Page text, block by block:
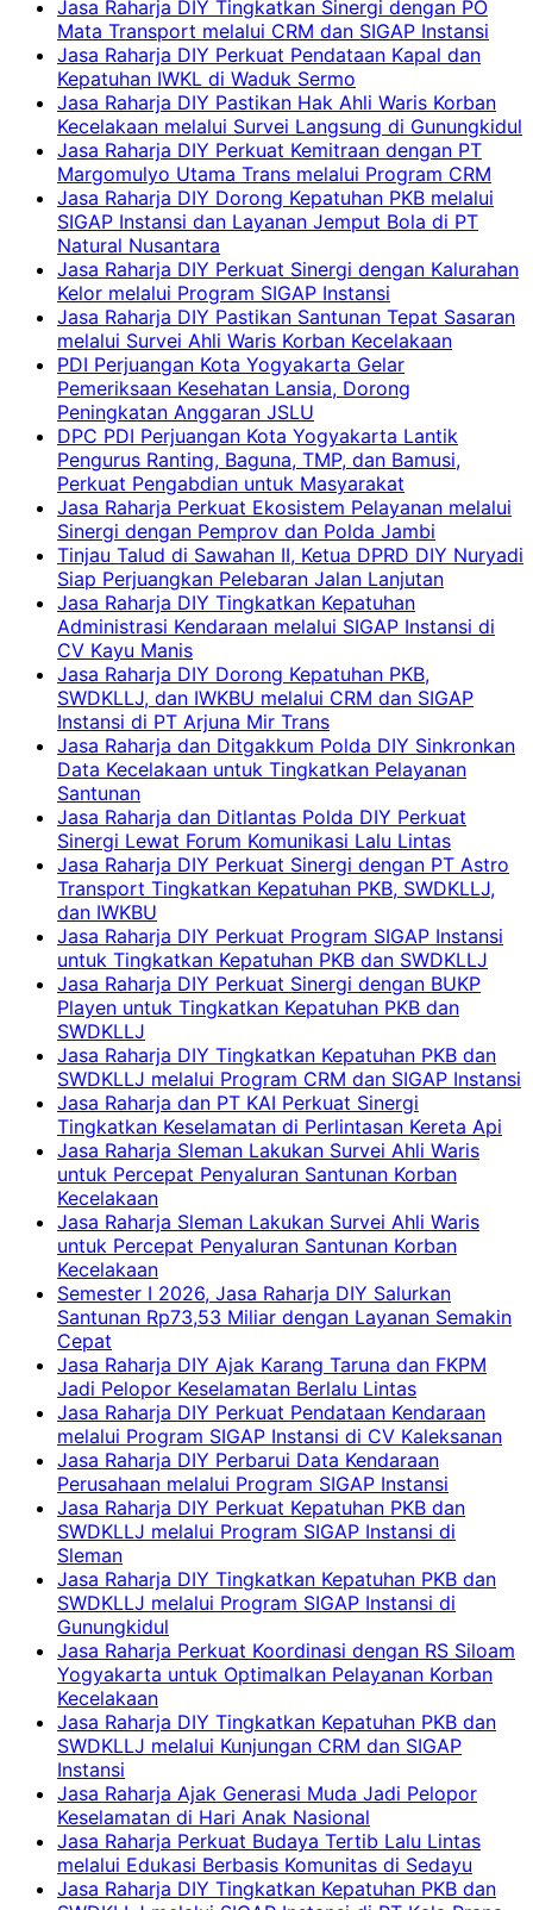
Jasa Raharja DIY Tingkatkan Sinergi dengan PO
Mata Transport melalui CRM dan SIGAP Instansi
Jasa Raharja DIY Perkuat Pendataan Kapal dan
Kepatuhan IWKL di Waduk Sermo
Jasa Raharja DIY Pastikan Hak Ahli Waris Korban
Kecelakaan melalui Survei Langsung di Gunungkidul
Jasa Raharja DIY Perkuat Kemitraan dengan PT
Margomulyo Utama Trans melalui Program CRM
Jasa Raharja DIY Dorong Kepatuhan PKB melalui
SIGAP Instansi dan Layanan Jemput Bola di PT
Natural Nusantara
Jasa Raharja DIY Perkuat Sinergi dengan Kalurahan
Kelor melalui Program SIGAP Instansi
Jasa Raharja DIY Pastikan Santunan Tepat Sasaran
melalui Survei Ahli Waris Korban Kecelakaan
PDI Perjuangan Kota Yogyakarta Gelar
Pemeriksaan Kesehatan Lansia, Dorong
Peningkatan Anggaran JSLU
DPC PDI Perjuangan Kota Yogyakarta Lantik
Pengurus Ranting, Baguna, TMP, dan Bamusi,
Perkuat Pengabdian untuk Masyarakat
Jasa Raharja Perkuat Ekosistem Pelayanan melalui
Sinergi dengan Pemprov dan Polda Jambi
Tinjau Talud di Sawahan II, Ketua DPRD DIY Nuryadi
Siap Perjuangkan Pelebaran Jalan Lanjutan
Jasa Raharja DIY Tingkatkan Kepatuhan
Administrasi Kendaraan melalui SIGAP Instansi di
CV Kayu Manis
Jasa Raharja DIY Dorong Kepatuhan PKB,
SWDKLLJ, dan IWKBU melalui CRM dan SIGAP
Instansi di PT Arjuna Mir Trans
Jasa Raharja dan Ditgakkum Polda DIY Sinkronkan
Data Kecelakaan untuk Tingkatkan Pelayanan
Santunan
Jasa Raharja dan Ditlantas Polda DIY Perkuat
Sinergi Lewat Forum Komunikasi Lalu Lintas
Jasa Raharja DIY Perkuat Sinergi dengan PT Astro
Transport Tingkatkan Kepatuhan PKB, SWDKLLJ,
dan IWKBU
Jasa Raharja DIY Perkuat Program SIGAP Instansi
untuk Tingkatkan Kepatuhan PKB dan SWDKLLJ
Jasa Raharja DIY Perkuat Sinergi dengan BUKP
Playen untuk Tingkatkan Kepatuhan PKB dan
SWDKLLJ
Jasa Raharja DIY Tingkatkan Kepatuhan PKB dan
SWDKLLJ melalui Program CRM dan SIGAP Instansi
Jasa Raharja dan PT KAI Perkuat Sinergi
Tingkatkan Keselamatan di Perlintasan Kereta Api
Jasa Raharja Sleman Lakukan Survei Ahli Waris
untuk Percepat Penyaluran Santunan Korban
Kecelakaan
Jasa Raharja Sleman Lakukan Survei Ahli Waris
untuk Percepat Penyaluran Santunan Korban
Kecelakaan
Semester I 2026, Jasa Raharja DIY Salurkan
Santunan Rp73,53 Miliar dengan Layanan Semakin
Cepat
Jasa Raharja DIY Ajak Karang Taruna dan FKPM
Jadi Pelopor Keselamatan Berlalu Lintas
Jasa Raharja DIY Perkuat Pendataan Kendaraan
melalui Program SIGAP Instansi di CV Kaleksanan
Jasa Raharja DIY Perbarui Data Kendaraan
Perusahaan melalui Program SIGAP Instansi
Jasa Raharja DIY Perkuat Kepatuhan PKB dan
SWDKLLJ melalui Program SIGAP Instansi di
Sleman
Jasa Raharja DIY Tingkatkan Kepatuhan PKB dan
SWDKLLJ melalui Program SIGAP Instansi di
Gunungkidul
Jasa Raharja Perkuat Koordinasi dengan RS Siloam
Yogyakarta untuk Optimalkan Pelayanan Korban
Kecelakaan
Jasa Raharja DIY Tingkatkan Kepatuhan PKB dan
SWDKLLJ melalui Kunjungan CRM dan SIGAP
Instansi
Jasa Raharja Ajak Generasi Muda Jadi Pelopor
Keselamatan di Hari Anak Nasional
Jasa Raharja Perkuat Budaya Tertib Lalu Lintas
melalui Edukasi Berbasis Komunitas di Sedayu
Jasa Raharja DIY Tingkatkan Kepatuhan PKB dan